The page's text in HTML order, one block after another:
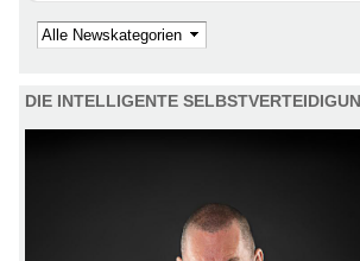
Kategorie
DIE INTELLIGENTE